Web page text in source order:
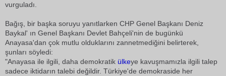
vurguladı.
Bağış, bir başka soruyu yanıtlarken CHP Genel Başkanı Deniz
Baykal' ın Genel Başkanı Devlet Bahçeli'nin de bugünkü
Anayasa'dan çok mutlu olduklarını zannetmediğini belirterek,
şunları söyledi:
"Anayasa ile ilgili, daha demokratik ülkeye kavuşmamızla ilgili talep
sadece iktidarın talebi değildir. Türkiye'de demokraside her